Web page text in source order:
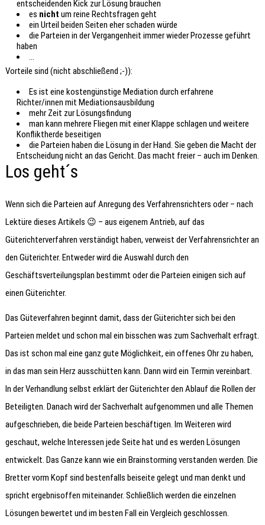
entscheidenden Kick zur Lösung brauchen
es nicht um reine Rechtsfragen geht
ein Urteil beiden Seiten eher schaden würde
die Parteien in der Vergangenheit immer wieder Prozesse geführt
haben
Vorteile sind (nicht abschließend ;-)):
Es ist eine kostengünstige Mediation durch erfahrene
Richter/innen mit Mediationsausbildung
mehr Zeit zur Lösungsfindung
man kann mehrere Fliegen mit einer Klappe schlagen und weitere
Konfliktherde beseitigen
die Parteien haben die Lösung in der Hand. Sie geben die Macht der
Entscheidung nicht an das Gericht. Das macht freier – auch im Denken.
Los geht´s
Wenn sich die Parteien auf Anregung des Verfahrensrichters oder – nach
Lektüre dieses Artikels 😉 – aus eigenem Antrieb, auf das
Güterichterverfahren verständigt haben, verweist der Verfahrensrichter an
den Güterichter. Entweder wird die Auswahl durch den
Geschäftsverteilungsplan bestimmt oder die Parteien einigen sich auf
einen Güterichter.
Das Güteverfahren beginnt damit, dass der Güterichter sich bei den
Parteien meldet und schon mal ein bisschen was zum Sachverhalt erfragt.
Das ist schon mal eine ganz gute Möglichkeit, ein offenes Ohr zu haben,
in das man sein Herz ausschütten kann. Dann wird ein Termin vereinbart.
In der Verhandlung selbst erklärt der Güterichter den Ablauf die Rollen der
Beteiligten. Danach wird der Sachverhalt aufgenommen und alle Themen
aufgeschrieben, die beide Parteien beschäftigen. Im Weiteren wird
geschaut, welche Interessen jede Seite hat und es werden Lösungen
entwickelt. Das Ganze kann wie ein Brainstorming verstanden werden. Die
Bretter vorm Kopf sind bestenfalls beiseite gelegt und man denkt und
spricht ergebnisoffen miteinander. Schließlich werden die einzelnen
Lösungen bewertet und im besten Fall ein Vergleich geschlossen.